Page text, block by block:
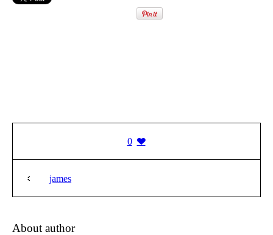
0
james
About author